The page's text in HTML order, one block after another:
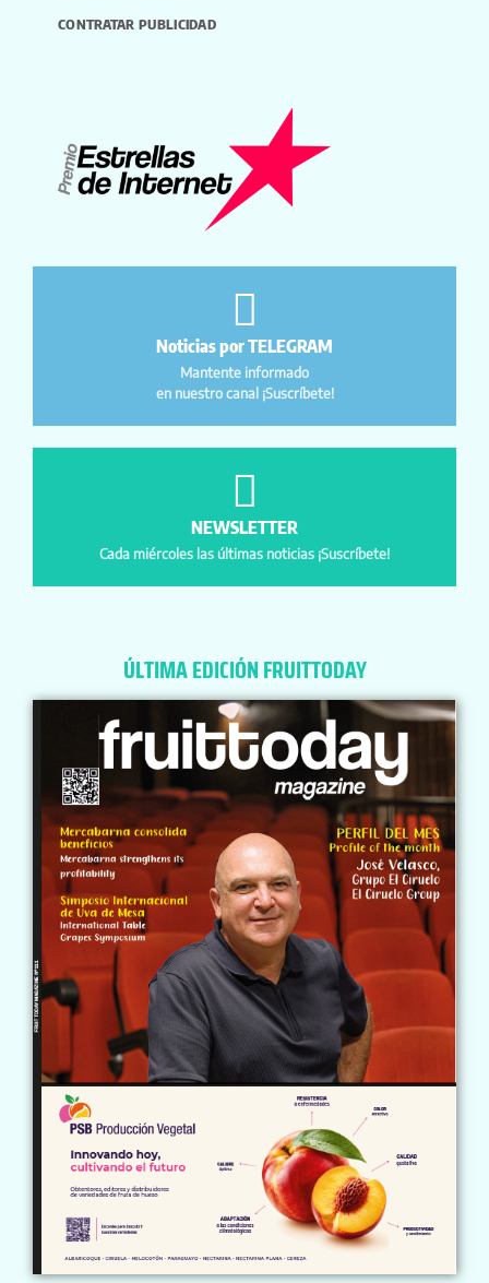
CONTRATAR PUBLICIDAD
Noticias por TELEGRAM
Mantente informado
en nuestro canal ¡Suscríbete!
NEWSLETTER
Cada miércoles las últimas noticias ¡Suscríbete!
ÚLTIMA EDICIÓN FRUITTODAY